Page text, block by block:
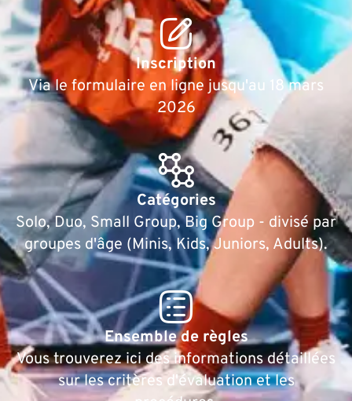
Inscription
Via le formulaire en ligne jusqu'au 18 mars
2026
Catégories
Solo, Duo, Small Group, Big Group - divisé par
groupes d'âge (Minis, Kids, Juniors, Adults).
Ensemble de règles
Vous trouverez ici des informations détaillées
sur les critères d'évaluation et les